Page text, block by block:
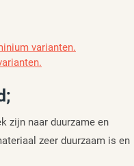
varianten.
zijn naar duurzame en
zeer duurzaam is en